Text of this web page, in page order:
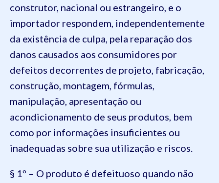
construtor, nacional ou estrangeiro, e o
importador respondem, independentemente
da existência de culpa, pela reparação dos
danos causados aos consumidores por
defeitos decorrentes de projeto, fabricação,
construção, montagem, fórmulas,
manipulação, apresentação ou
acondicionamento de seus produtos, bem
como por informações insuficientes ou
inadequadas sobre sua utilização e riscos.
§ 1º – O produto é defeituoso quando não